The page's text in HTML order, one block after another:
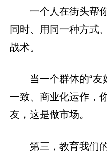
一个人在街头帮
同时、用同一种方式
战术。
当一个群体的“友
一致、商业化运作，
友，这是做市场。
第三，教育我们